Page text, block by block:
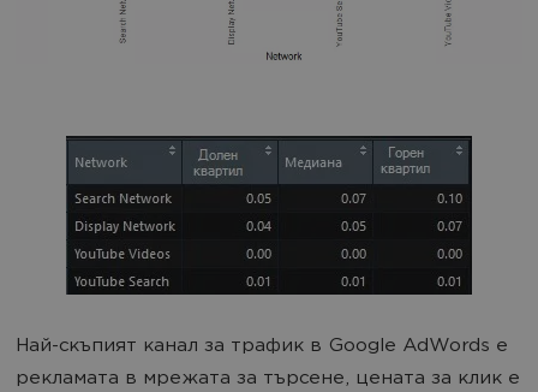
Най-скъпият канал за трафик в Google AdWords е
рекламата в мрежата за търсене, цената за клик е